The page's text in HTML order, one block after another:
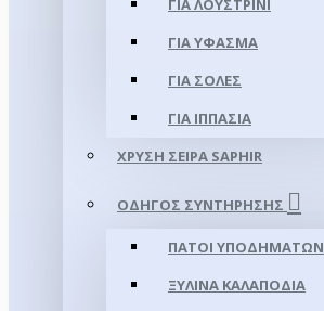
ΓΙΑ ΛΟΥΣΤΡΊΝΙ
ΓΙΑ ΥΦΑΣΜΑ
ΓΙΑ ΣΌΛΕΣ
ΓΙΑ ΙΠΠΑΣΊΑ
ΧΡΥΣΉ ΣΕΙΡΆ SAPHIR
ΟΔΗΓΌΣ ΣΥΝΤΉΡΗΣΗΣ
ΠΆΤΟΙ ΥΠΟΔΗΜΆΤΩΝ
ΞΎΛΙΝΑ ΚΑΛΑΠΌΔΙΑ